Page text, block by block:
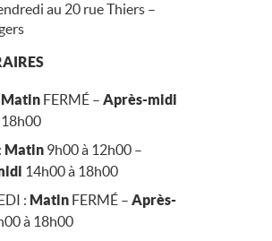
au 20 rue Thiers –
Matin FERMÉ – Après-midi
Matin 9h00 à 12h00 –
14h00 à 18h00
: Matin FERMÉ – Après-
à 18h00